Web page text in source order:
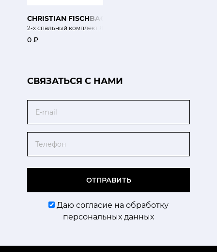
CHRISTIAN FISCHBACHER
2-х спальный комплект Жаккардовый шелк
0 ₽
CВЯЗАТЬСЯ С НАМИ
ОТПРАВИТЬ
Даю согласие на обработку
персональных данных